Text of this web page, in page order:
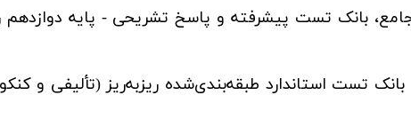
بانک تست پیشرفته و پاسخ تشریحی - پایه
تست استاندارد طبقه‌بندی‌شده ریزبه‌ریز (تألیفی و